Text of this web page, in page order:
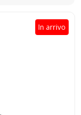
In arrivo